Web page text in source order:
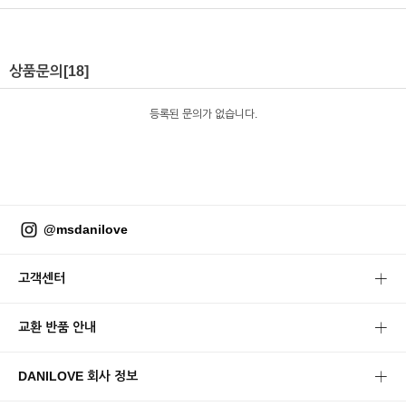
상품문의 [18]
등록된 문의가 없습니다.
@msdanilove
고객센터
교환 반품 안내
DANILOVE 회사 정보